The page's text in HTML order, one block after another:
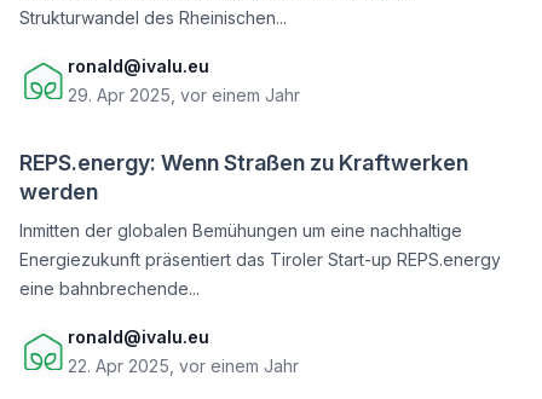
Strukturwandel des Rheinischen...
ronald@ivalu.eu
29. Apr 2025, vor einem Jahr
REPS.energy: Wenn Straßen zu Kraftwerken
werden
Inmitten der globalen Bemühungen um eine nachhaltige
Energiezukunft präsentiert das Tiroler Start-up REPS.energy
eine bahnbrechende...
ronald@ivalu.eu
22. Apr 2025, vor einem Jahr